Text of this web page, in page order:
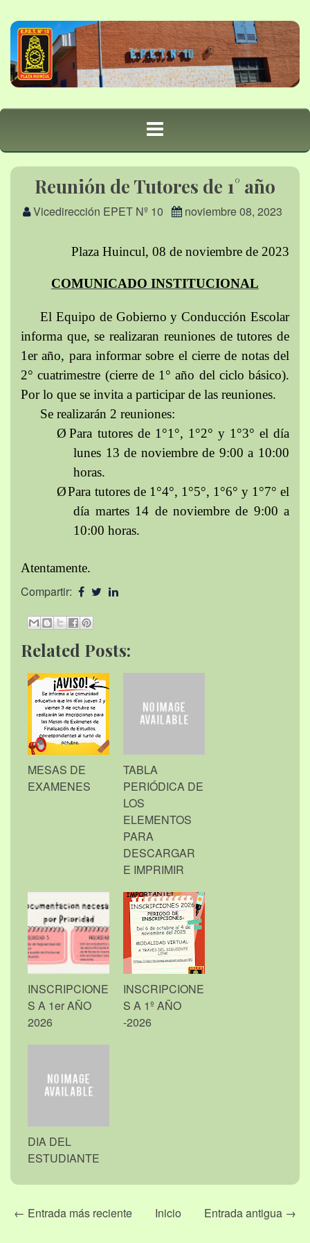
Reunión de Tutores de 1° año
Vicedirección EPET Nº 10 noviembre 08, 2023
Plaza Huincul, 08 de noviembre de 2023
COMUNICADO INSTITUCIONAL
El Equipo de Gobierno y Conducción Escolar
informa que, se realizaran reuniones de tutores de
1er año, para informar sobre el cierre de notas del
2° cuatrimestre (cierre de 1° año del ciclo básico).
Por lo que se invita a participar de las reuniones.
Se realizarán 2 reuniones:
Ø Para tutores de 1°1°, 1°2° y 1°3° el día
lunes 13 de noviembre de 9:00 a 10:00
horas.
ØPara tutores de 1°4°, 1°5°, 1°6° y 1°7° el
día martes 14 de noviembre de 9:00 a
10:00 horas.
Atentamente.
Compartir:
Related Posts:
MESAS DE
EXAMENES
TABLA
PERIÓDICA DE
LOS
ELEMENTOS
PARA
DESCARGAR
E IMPRIMIR
INSCRIPCIONE
S A 1er AÑO
2026
INSCRIPCIONE
S A 1º AÑO
-2026
DIA DEL
ESTUDIANTE
← Entrada más reciente Entrada antigua →
Inicio